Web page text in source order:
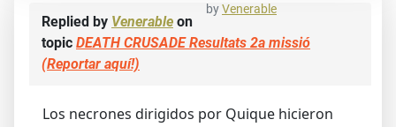
byVenerable
Replied by Venerable on
topic DEATH CRUSADE Resultats 2a missió
(Reportar aquí!)
Los necrones dirigidos por Quique hicieron